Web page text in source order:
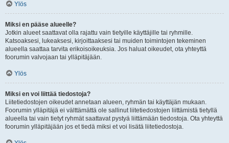
Ylös
Miksi en pääse alueelle?
Jotkin alueet saattavat olla rajattu vain tietyille käyttäjille tai ryhmille.
Katsoaksesi, lukeaksesi, kirjoittaaksesi tai muiden toimintojen tekeminen
alueella saattaa tarvita erikoisoikeuksia. Jos haluat oikeudet, ota yhteyttä
foorumin valvojaan tai ylläpitäjään.
Ylös
Miksi en voi liittää tiedostoja?
Liitetiedostojen oikeudet annetaan alueen, ryhmän tai käyttäjän mukaan.
Foorumin ylläpitäjä ei välttämättä ole sallinut liitetiedostojen liittämistä tietyllä
alueella tai vain tietyt ryhmät saattavat pystyä liittämään tiedostoja. Ota yhteyttä
foorumin ylläpitäjään jos et tiedä miksi et voi lisätä liitetiedostoja.